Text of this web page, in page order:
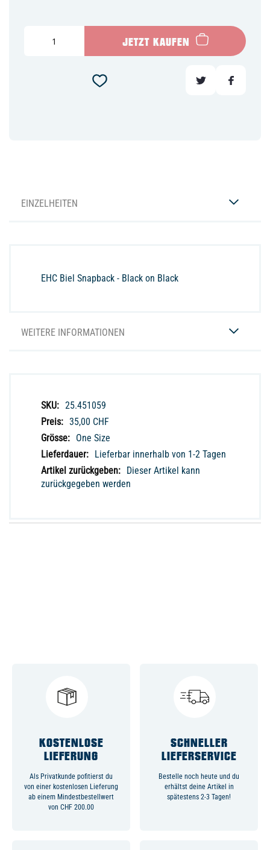
JETZT KAUFEN
EINZELHEITEN
EHC Biel Snapback - Black on Black
WEITERE INFORMATIONEN
Weitere
Informationen
25.451059
35,00 CHF
One Size
Lieferbar innerhalb von 1-2 Tagen
Dieser Artikel kann
zurückgegeben werden
KOSTENLOSE
LIEFERUNG
Als Privatkunde pofitierst du
von einer kostenlosen Lieferung
ab einem Mindestbestellwert
von CHF 200.00
SCHNELLER
LIEFERSERVICE
Bestelle noch heute und du
erhältst deine Artikel in
spätestens 2-3 Tagen!